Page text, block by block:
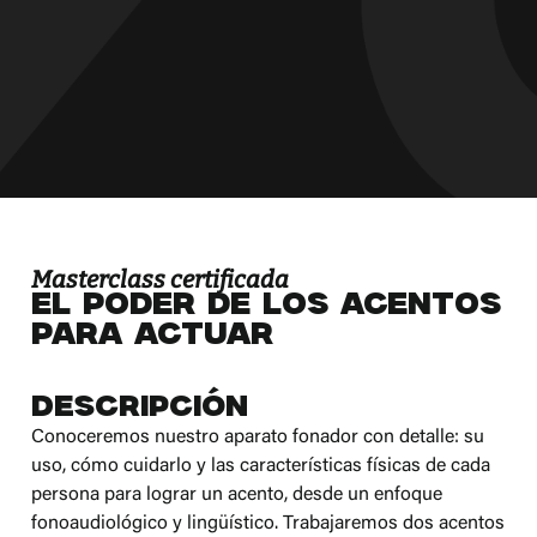
Masterclass certificada
El poder de los acentos
para actuar
Descripción
Conoceremos nuestro aparato fonador con detalle: su
uso, cómo cuidarlo y las características físicas de cada
persona para lograr un acento, desde un enfoque
fonoaudiológico y lingüístico. Trabajaremos dos acentos